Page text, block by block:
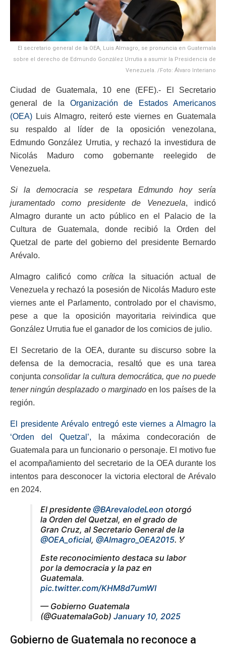
El secretario general de la OEA, Luis Almagro, se pronuncia en Guatemala
sobre el derecho de Edmundo González Urrutia a asumir la Presidencia de
Venezuela. /Foto: Álvaro Interiano
Ciudad de Guatemala, 10 ene (EFE).- El Secretario
general de la Organización de Estados Americanos
(OEA) Luis Almagro, reiteró este viernes en Guatemala
su respaldo al líder de la oposición venezolana,
Edmundo González Urrutia, y rechazó la investidura de
Nicolás Maduro como gobernante reelegido de
Venezuela.
Si la democracia se respetara Edmundo hoy sería
juramentado como presidente de Venezuela, indicó
Almagro durante un acto público en el Palacio de la
Cultura de Guatemala, donde recibió la Orden del
Quetzal de parte del gobierno del presidente Bernardo
Arévalo.
Almagro calificó como críticala situación actual de
Venezuela y rechazó la posesión de Nicolás Maduro este
viernes ante el Parlamento, controlado por el chavismo,
pese a que la oposición mayoritaria reivindica que
González Urrutia fue el ganador de los comicios de julio.
El Secretario de la OEA, durante su discurso sobre la
defensa de la democracia, resaltó que es una tarea
conjuntaconsolidar la cultura democrática, que no puede
tener ningún desplazado o marginadoen los países de la
región.
El presidente Arévalo entregó este viernes a Almagro la
‘Orden del Quetzal’, la máxima condecoración de
Guatemala para un funcionario o personaje. El motivo fue
el acompañamiento del secretario de la OEA durante los
intentos para desconocer la victoria electoral de Arévalo
en 2024.
El presidente @BArevalodeLeon otorgó
la Orden del Quetzal, en el grado de
Gran Cruz, al Secretario General de la
@OEA_oficial, @Almagro_OEA2015.🏅
Este reconocimiento destaca su labor
por la democracia y la paz en
Guatemala.
pic.twitter.com/KHM8d7umWI
— Gobierno Guatemala
(@GuatemalaGob) January 10, 2025
Gobierno de Guatemala no reconoce a